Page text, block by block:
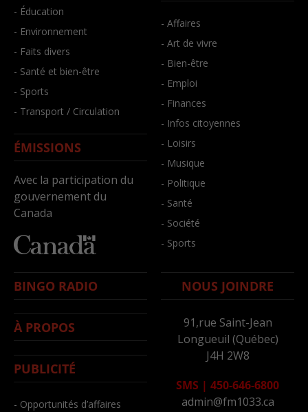
- Éducation
- Environnement
- Faits divers
- Santé et bien-être
- Sports
- Transport / Circulation
ÉMISSIONS
Avec la participation du
gouvernement du
Canada
- Affaires
- Art de vivre
- Bien-être
- Emploi
- Finances
- Infos citoyennes
- Loisirs
- Musique
- Politique
- Santé
- Société
- Sports
BINGO RADIO
À PROPOS
PUBLICITÉ
- Opportunités d’affaires
NOUS JOINDRE
91,rue Saint-Jean
Longueuil (Québec)
J4H 2W8
SMS | 450-646-6800
admin@fm1033.ca